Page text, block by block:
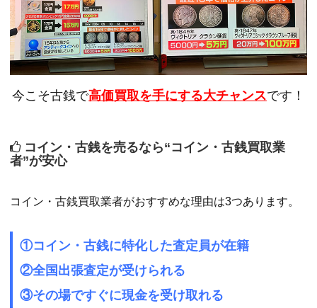
今こそ古銭で高価買取を手にする大チャンスです！
コイン・古銭を売るなら“コイン・古銭買取業
者”が安心
コイン・古銭買取業者がおすすめな理由は3つあります。
①コイン・古銭に特化した査定員が在籍
②全国出張査定が受けられる
③その場ですぐに現金を受け取れる